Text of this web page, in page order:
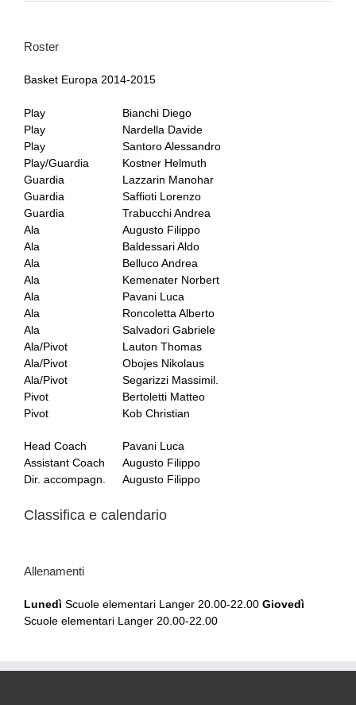
Roster
Basket Europa 2014-2015
Play
Bianchi Diego
Play
Nardella Davide
Play
Santoro Alessandro
Play/Guardia
Kostner Helmuth
Guardia
Lazzarin Manohar
Guardia
Saffioti Lorenzo
Guardia
Trabucchi Andrea
Ala
Augusto Filippo
Ala
Baldessari Aldo
Ala
Belluco Andrea
Ala
Kemenater Norbert
Ala
Pavani Luca
Ala
Roncoletta Alberto
Ala
Salvadori Gabriele
Ala/Pivot
Lauton Thomas
Ala/Pivot
Obojes Nikolaus
Ala/Pivot
Segarizzi Massimil.
Pivot
Bertoletti Matteo
Pivot
Kob Christian
Head Coach
Pavani Luca
Assistant Coach
Augusto Filippo
Dir. accompagn.
Augusto Filippo
Classifica e calendario
Allenamenti
Lunedì Scuole elementari Langer 20.00-22.00 Giovedì
Scuole elementari Langer 20.00-22.00